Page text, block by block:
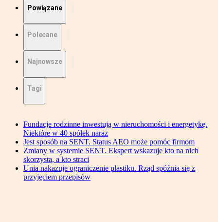
Powiązane
Polecane
Najnowsze
Tagi
Fundacje rodzinne inwestują w nieruchomości i energetykę.
Niektóre w 40 spółek naraz
Jest sposób na SENT. Status AEO może pomóc firmom
Zmiany w systemie SENT. Ekspert wskazuje kto na nich
skorzysta, a kto straci
Unia nakazuje ograniczenie plastiku. Rząd spóźnia się z
przyjęciem przepisów